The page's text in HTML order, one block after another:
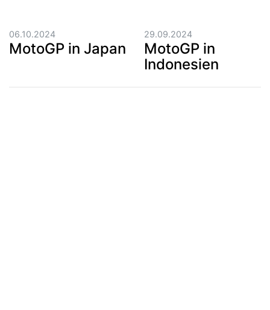
06.10.2024
MotoGP in Japan
29.09.2024
MotoGP in
Indonesien